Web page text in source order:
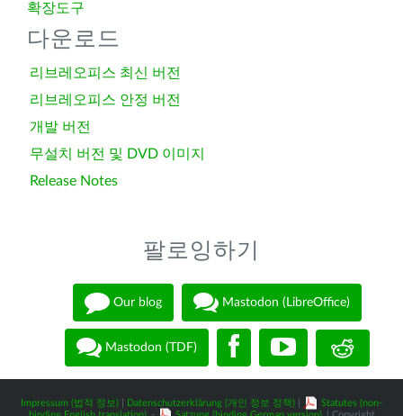
확장도구
다운로드
리브레오피스 최신 버전
리브레오피스 안정 버전
개발 버전
무설치 버전 및 DVD 이미지
Release Notes
팔로잉하기
Our blog Mastodon (LibreOffice)
Mastodon (TDF)
Impressum (법적 정보) Datenschutzerklärung (개인 정보 정책)
Statutes (non-